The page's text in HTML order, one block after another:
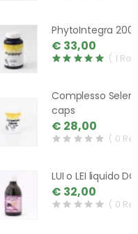
PhytoIntegra 200
€ 33,00
( 1
Complesso
caps
€ 28,00
( 0
LUI o LEI liquido
€ 32,00
( 0